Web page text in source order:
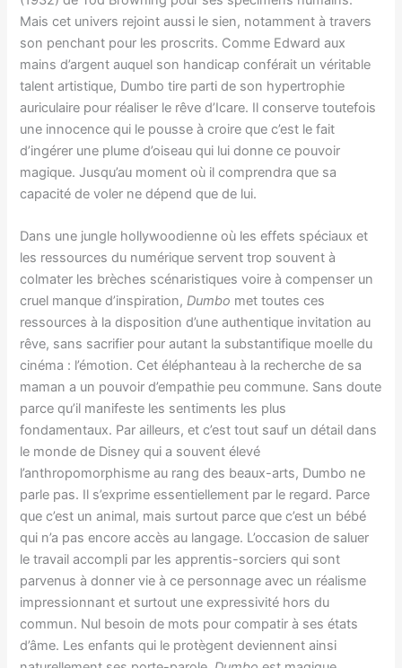
Mais cet univers rejoint aussi le sien, notamment à travers
son penchant pour les proscrits. Comme Edward aux
mains d’argent auquel son handicap conférait un véritable
talent artistique, Dumbo tire parti de son hypertrophie
auriculaire pour réaliser le rêve d’Icare. Il conserve toutefois
une innocence qui le pousse à croire que c’est le fait
d’ingérer une plume d’oiseau qui lui donne ce pouvoir
magique. Jusqu’au moment où il comprendra que sa
capacité de voler ne dépend que de lui.
Dans une jungle hollywoodienne où les effets spéciaux et
les ressources du numérique servent trop souvent à
colmater les brèches scénaristiques voire à compenser un
cruel manque d’inspiration,Dumbo met toutes ces
ressources à la disposition d’une authentique invitation au
rêve, sans sacrifier pour autant la substantifique moelle du
cinéma : l’émotion. Cet éléphanteau à la recherche de sa
maman a un pouvoir d’empathie peu commune. Sans doute
parce qu’il manifeste les sentiments les plus
fondamentaux. Par ailleurs, et c’est tout sauf un détail dans
le monde de Disney qui a souvent élevé
l’anthropomorphisme au rang des beaux-arts, Dumbo ne
parle pas. Il s’exprime essentiellement par le regard. Parce
que c’est un animal, mais surtout parce que c’est un bébé
qui n’a pas encore accès au langage. L’occasion de saluer
le travail accompli par les apprentis-sorciers qui sont
parvenus à donner vie à ce personnage avec un réalisme
impressionnant et surtout une expressivité hors du
commun. Nul besoin de mots pour compatir à ses états
d’âme. Les enfants qui le protègent deviennent ainsi